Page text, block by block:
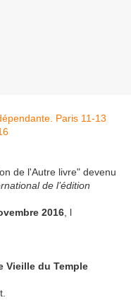
de l'Autre livre" devenu
de l’édition
2016 , l
Vieille du Temple